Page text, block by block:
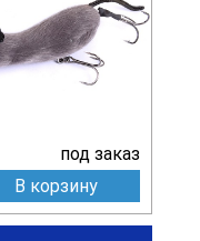
под заказ
В корзину